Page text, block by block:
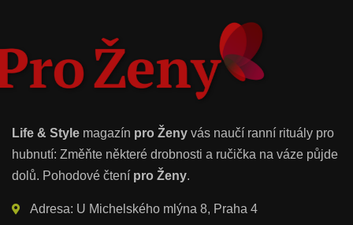
Life & Style magazín pro Ženy vás naučí ranní rituály pro
hubnutí: Změňte některé drobnosti a ručička na váze půjde
dolů. Pohodové čtení pro Ženy.
Adresa: U Michelského mlýna 8, Praha 4